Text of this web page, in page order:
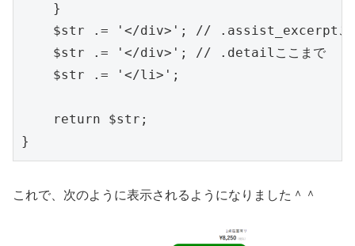
    }
$str .= '</div>'; // .assist_excerptこ
    $str .= '</div>'; // .detailここまで
    $str .= '</li>';
    return $str;
これで、次のように表示されるようになりました＾＾